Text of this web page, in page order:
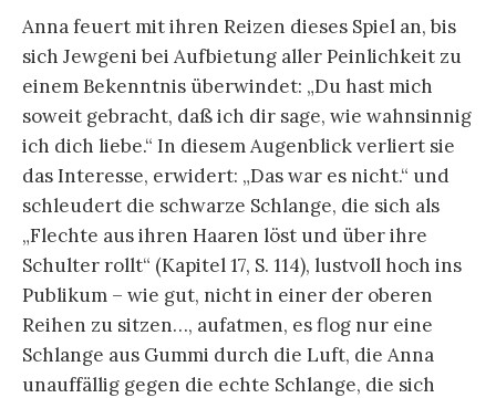
Anna feuert mit ihren Reizen dieses Spiel an, bis
sich Jewgeni bei Aufbietung aller Peinlichkeit zu
einem Bekenntnis überwindet: „Du hast mich
soweit gebracht, daß ich dir sage, wie wahnsinnig
ich dich liebe.“ In diesem Augenblick verliert sie
das Interesse, erwidert: „Das war es nicht.“ und
schleudert die schwarze Schlange, die sich als
„Flechte aus ihren Haaren löst und über ihre
Schulter rollt“ (Kapitel 17, S. 114), lustvoll hoch ins
Publikum – wie gut, nicht in einer der oberen
Reihen zu sitzen…, aufatmen, es flog nur eine
Schlange aus Gummi durch die Luft, die Anna
unauffällig gegen die echte Schlange, die sich